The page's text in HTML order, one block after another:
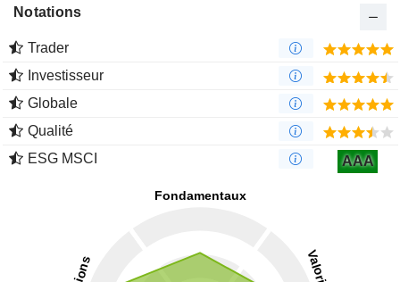
Notations
Trader
Investisseur
Globale
Qualité
ESG MSCI
AAA